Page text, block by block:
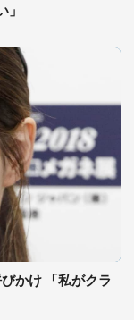
かけ 「私がクラ